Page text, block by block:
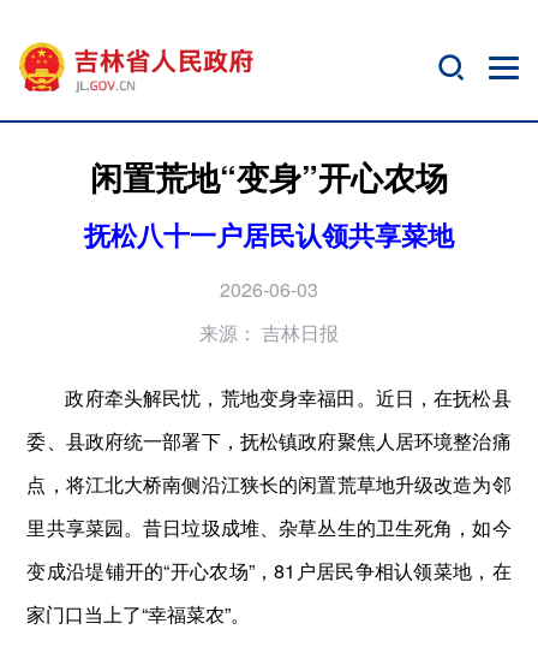
闲置荒地“变身”开心农场
抚松八十一户居民认领共享菜地
2026-06-03
来源： 吉林日报
政府牵头解民忧，荒地变身幸福田。近日，在抚松县
委、县政府统一部署下，抚松镇政府聚焦人居环境整治痛
点，将江北大桥南侧沿江狭长的闲置荒草地升级改造为邻
里共享菜园。昔日垃圾成堆、杂草丛生的卫生死角，如今
变成沿堤铺开的“开心农场”，81户居民争相认领菜地，在
家门口当上了“幸福菜农”。